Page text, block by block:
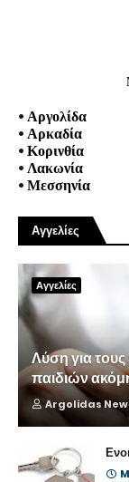
• Αργολίδα
• Αρκαδία
• Κορινθία
• Λακωνία
• Μεσσηνία
Αγγελίες
Αγγελίες
Λύση για
παιδιών
Argolidas